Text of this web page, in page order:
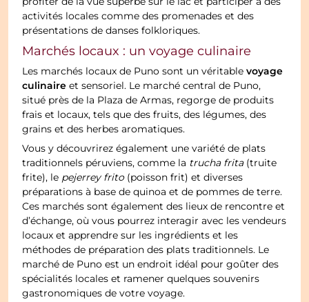
activités locales comme des promenades et des
présentations de danses folkloriques.
Marchés locaux : un voyage culinaire
Les marchés locaux de Puno sont un véritablevoyage
culinaire et sensoriel. Le marché central de Puno,
situé près de la Plaza de Armas, regorge de produits
frais et locaux, tels que des fruits, des légumes, des
grains et des herbes aromatiques.
Vous y découvrirez également une variété de plats
traditionnels péruviens, comme la trucha frita(truite
frite), le pejerrey frito(poisson frit) et diverses
préparations à base de quinoa et de pommes de terre.
Ces marchés sont également des lieux de rencontre et
d’échange, où vous pourrez interagir avec les vendeurs
locaux et apprendre sur les ingrédients et les
méthodes de préparation des plats traditionnels. Le
marché de Puno est un endroit idéal pour goûter des
spécialités locales et ramener quelques souvenirs
gastronomiques de votre voyage.